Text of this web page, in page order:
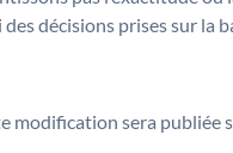
décisions prises sur la
modification sera publiée